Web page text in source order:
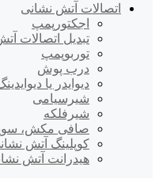
اتصالات آتش نشانی
اجکتورپمپ
تبدیل اتصالات
توربوپمپ
درب پوش
دیوایدر یا
شیرسیامی
شیرفلکه
صافی مکش،
کوپلینگ آتش
هیدرانت آتش